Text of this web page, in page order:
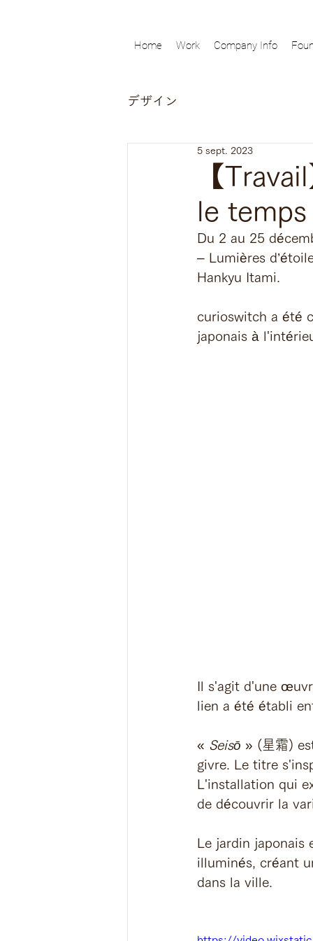
Home Work Company Info
デザイン
【
le
5 sept. 2023
Du 2 au 25
– Lumières
Hankyu Itami.
curioswitch a été
japonais à
Il s'agit d'une
lien a été établi
« Seisō » (星霜)
givre. Le titre
L'installation qui
de découvrir la
Le jardin japonais
illuminés, créant
dans la ville.